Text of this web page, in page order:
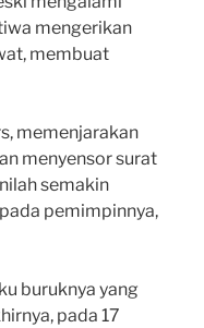
mengerikan
membuat
memenjarakan
menyensor surat
semakin
pemimpinnya,
buruknya yang
pada 17